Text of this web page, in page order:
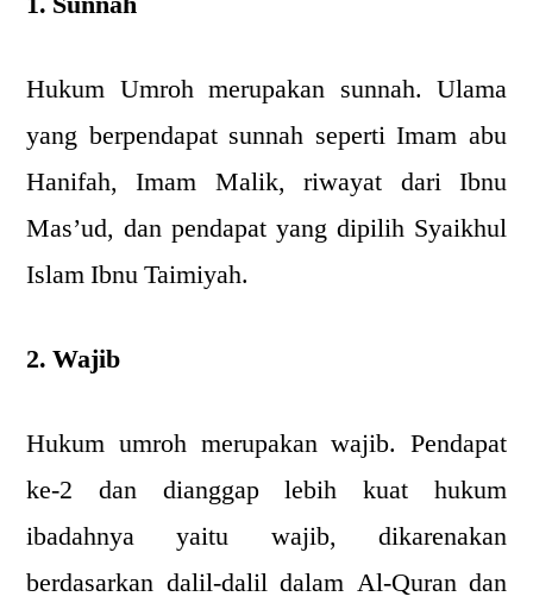
Hukum Umroh merupakan sunnah. Ulama
yang berpendapat sunnah seperti Imam abu
Hanifah, Imam Malik, riwayat dari Ibnu
Mas’ud, dan pendapat yang dipilih Syaikhul
Islam Ibnu Taimiyah.
2. Wajib
Hukum umroh merupakan wajib. Pendapat
ke-2 dan dianggap lebih kuat hukum
ibadahnya yaitu wajib, dikarenakan
berdasarkan dalil-dalil dalam Al-Quran dan